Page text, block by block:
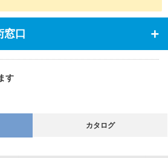
窓口
す
カタログ